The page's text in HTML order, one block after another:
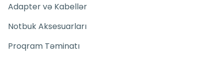
Adapter və Kabellər
Notbuk Aksesuarları
Proqram Təminatı